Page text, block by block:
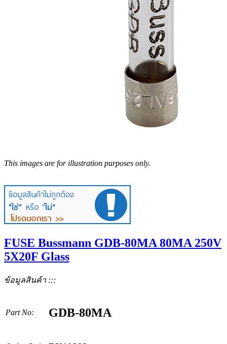
This images are for illustration purposes only.
FUSE Bussmann GDB-80MA 80MA 250V
5X20F Glass
ข้อมูลสินค้า :::
Part No: GDB-80MA